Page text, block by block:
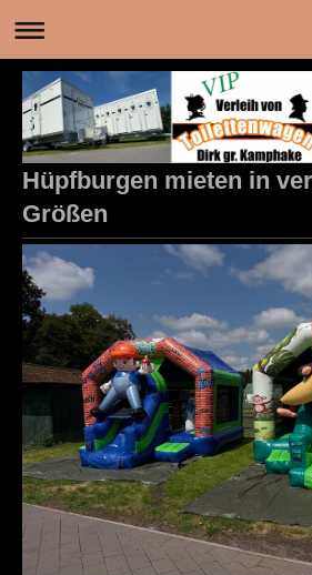
Hüpfburgen mieten in
Größen